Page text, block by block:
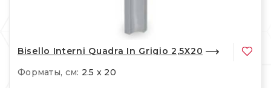
Bisello Interni Quadra In Grigio 2,5X20
Форматы, см: 2.5 x 20